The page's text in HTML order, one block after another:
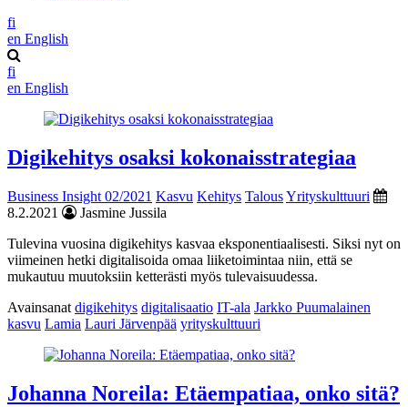
fi
en English
fi
en English
Digikehitys osaksi kokonaisstrategiaa
Business Insight 02/2021 Kasvu Kehitys TalousYrityskulttuuri
8.2.2021
Jasmine Jussila
Tulevina vuosina digikehitys kasvaa eksponentiaalisesti. Siksi nyt on
viimeinen hetki digitalisoida omaa liiketoimintaa niin, että se
mukautuu muutoksiin ketterästi myös tulevaisuudessa.
Avainsanat digikehitys digitalisaatio IT-ala Jarkko Puumalainen
kasvu Lamia Lauri Järvenpää yrityskulttuuri
Johanna Noreila: Etäempatiaa, onko sitä?